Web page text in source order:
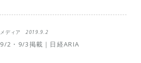
メディア 2019.9.2
9/2・9/3掲載｜日経ARIA